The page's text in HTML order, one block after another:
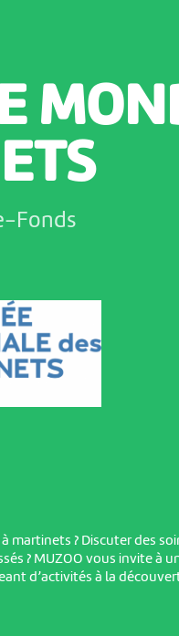
Fonds
martinets ? Discuter des
? MUZOO vous invite à
d’activités à la